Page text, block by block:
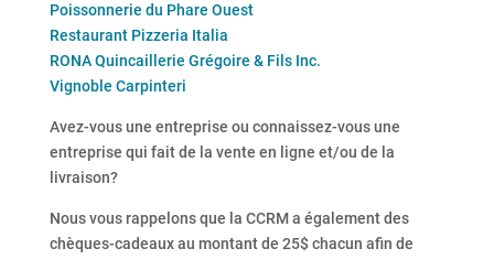
Poissonnerie du Phare Ouest
Restaurant Pizzeria Italia
RONA Quincaillerie Grégoire & Fils Inc.
Vignoble Carpinteri
Avez-vous une entreprise ou connaissez-vous une
entreprise qui fait de la vente en ligne et/ou de la
livraison?
Nous vous rappelons que la CCRM a également des
chèques-cadeaux au montant de 25$ chacun afin de